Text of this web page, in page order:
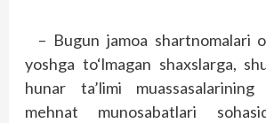
– Bugun jamoa shartnomalari
yoshga to‘lmagan shaxslarga,
hunar ta’limi muassasalarining
mehnat munosabatlari